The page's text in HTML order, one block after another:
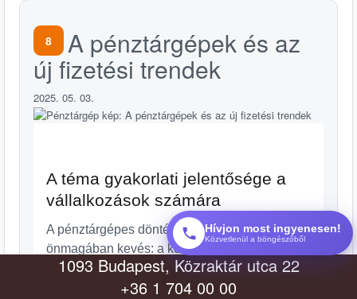
8 A pénztárgépek és az
új fizetési trendek
2025. 05. 03.
A téma gyakorlati jelentősége a
vállalkozások számára
A pénztárgépes döntéseknél a beszerzési ár
önmagában kevés: a kezelhetőséget, a
megbízhatóságot és a későbbi támogatást
együtt kell vizsgálni. Az elmúlt években a
1093 Budapest, Közraktár utca 22
+36 1 704 00 00
Hívjon most ingyenesen!
Közvetlenül a böngészőből